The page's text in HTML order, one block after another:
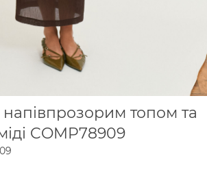
напівпрозорим топом та
COMP78909